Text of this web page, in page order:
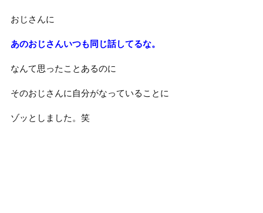
おじさんに
あのおじさんいつも同じ話してるな。
なんて思ったことあるのに
そのおじさんに自分がなっていることに
ゾッとしました。笑